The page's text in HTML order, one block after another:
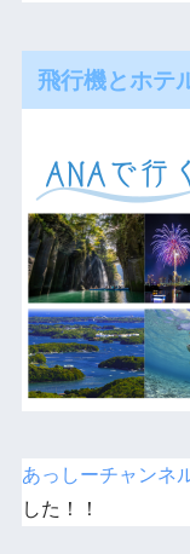
飛行機とホテ
あっしーチャンネ
した！！